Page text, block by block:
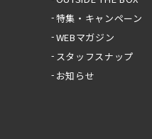
特集・キャンペーン
WEBマガジン
スタッフスナップ
お知らせ